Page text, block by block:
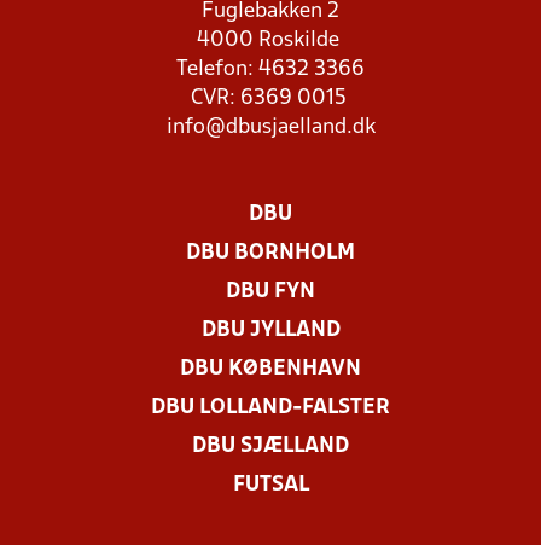
Fuglebakken 2
4000 Roskilde
Telefon: 4632 3366
CVR: 6369 0015
info@dbusjaelland.dk
DBU
DBU BORNHOLM
DBU FYN
DBU JYLLAND
DBU KØBENHAVN
DBU LOLLAND-FALSTER
DBU SJÆLLAND
FUTSAL